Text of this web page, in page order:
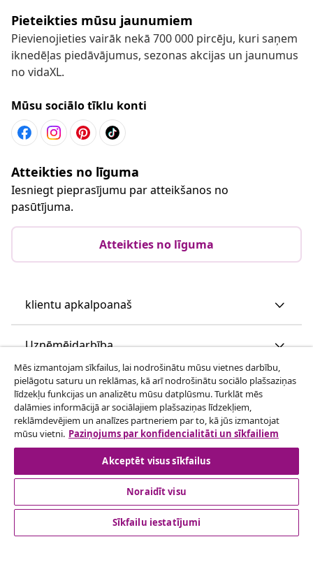
Pieteikties mūsu jaunumiem
Pievienojieties vairāk nekā 700 000 pircēju, kuri saņem
iknedēļas piedāvājumus, sezonas akcijas un jaunumus
no vidaXL.
Mūsu sociālo tīklu konti
Atteikties no līguma
Iesniegt pieprasījumu par atteikšanos no
pasūtījuma.
Atteikties no līguma
klientu apkalpoanaš
Uzņēmējdarbība
vidaXL
Apskatiet vairāk
© 2008-2026 vidaXL www.vidaxl.lv ir vidaXL Marketplace
Mēs izmantojam sīkfailus, lai nodrošinātu mūsu vietnes darbību,
pielāgotu saturu un reklāmas, kā arī nodrošinātu sociālo plašsaziņas
līdzekļu funkcijas un analizētu mūsu datplūsmu. Turklāt mēs
dalāmies informācijā ar sociālajiem plašsaziņas līdzekļiem,
reklāmdevējiem un analīzes partneriem par to, kā jūs izmantojat
mūsu vietni. Paziņojums par konfidencialitāti un sīkfailiem
Akceptēt visus sīkfailus
Noraidīt visu
Sīkfailu iestatījumi